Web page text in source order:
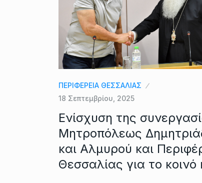
ΠΕΡΙΦΕΡΕΙΑ ΘΕΣΣΑΛΙΑΣ
18 Σεπτεμβρίου, 2025
Ενίσχυση της
Μητροπόλεως
και Αλμυρού και
Θεσσαλίας για το κοινό